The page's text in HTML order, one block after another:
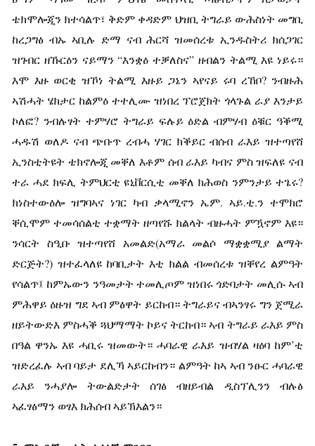
ቴክሞሎጂን ክተሳልጥ፣ ቅድም ቀዳድም ህዝቢ ትግራይ ውሕስነት መግቢ
ከረጋግፅ ብኡ ኣቢሉ ድማ ናብ ሕርሻ ዝመሰረቱ ኢንዱስትሪ ክሰጋገር
ዝገብር ዘኹርዕን ናይማን “እንቋዕ ተቓለስና” ዘብልን ትልሚ እዩ ነይሩ።
እሞ እዙ ወርቂ ዝኾነ ትልሚ እዙይ ጋኔን ኣየናይ ሩባ ረኸቦ? ንብዙሕ
ኣሽሓት ሄክታር ከልምዕ ተተሊሙ ዝነበረ ፕሮጀክት ጎላጉል ራያ እንታይ
ኮለፎ? ንብሉፃት ተምሃሮ ትግራይ ፍሉይ ዕድል ብምሃብ ዕቑር ዓቕሚ
ሓዱሽ ወለዶ ናብ ጭቡጥ ረብሓ ሃገር ክቕይር ብሰብ ራእይ ዝተጣየሸ
ኢንስቲትዩት ቴክኖሎጂ መቐለ እቶም ሰብ ራእይ ካብና ምስ ዝፍለዩ ናብ
ተራ ሓደ ክፍሊ ትምህርቲ ዩኒቨርሲቲ መቐለ ክሕወስ ንምንታይ ተጌሩ?
ክነስተውዕሎ ዝግባኣና ነገር ካብ ቃላሚኖን ኤም. ኣይ.ቲ.ን ተሞክሮ
ቐሲሞም ተመሳሰልቲ ተቋማት ዘጣየሹ ክልላት ብዙሓት ምዃኖም እዩ።
ንሳርት ስዒቡ ዝተጣየሸ አመልድ(አማራ መልሶ ማቋቋሚያ ልማት
ድርጅት?) ዝተፈላለዩ ከባቢታት እቲ ክልል ብመሰረቱ ዝቐየረ ልምዓት
የሳልጥ፤ ከምኡውን ንዓመታት ተመሊጦም ዝነበሩ ጎድባታት መሊሱ ኣብ
ምሕዋይ ዕዙዝ ግደ ኣብ ምፅዋት ይርከብ። ትግራይና ብኣንፃሩ ግን ጀሚራ
ዘይትውድእ ምስሓቕ ጓህማማት ኮይና ትርከብ። ኣብ ትግራይ ራእይ ምስ
በዓል ዋንኡ እዩ ሓቢሩ ዝመውት። ሓባራዊ ራእይ ዝብሃል ዛዕባ ከም’ቲ
ዝድረፈሉ ኣብ ባይታ ደሊኻ ኣይርከብን። ልምዓት ከኣ ኣብ ንፁር ሓባራዊ
ራእይ ንሓያሎ ትውልድታት ሰገፅ ብዘይብል ዲስፕሊንን ብሉፅ
ኣፈፃፅማን ወፃእ ክሕሰብ ኣይኽእልን።